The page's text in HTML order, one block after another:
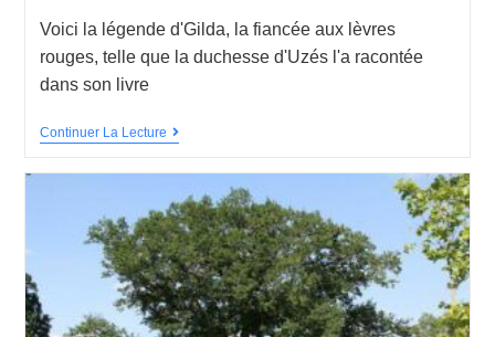
Voici la légende d'Gilda, la fiancée aux lèvres
rouges, telle que la duchesse d'Uzés l'a racontée
dans son livre
Continuer La Lecture